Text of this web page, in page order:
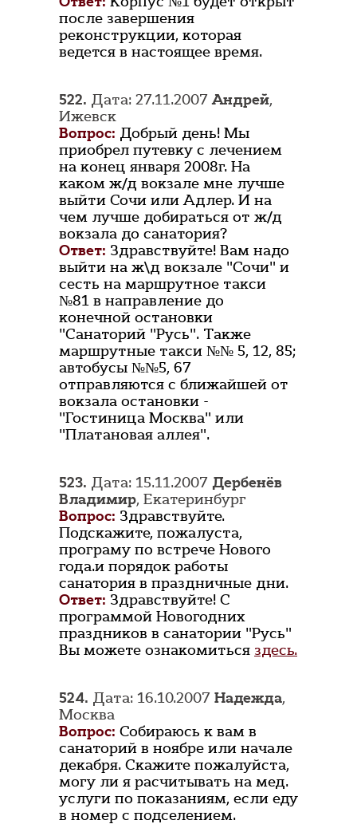
после завершения
реконструкции, которая
ведется в настоящее время.
522. Дата: 27.11.2007Андрей,
Ижевск
Вопрос: Добрый день! Мы
приобрел путевку с лечением
на конец января 2008г. На
каком ж/д вокзале мне лучше
выйти Сочи или Адлер. И на
чем лучше добираться от ж/д
вокзала до санатория?
Ответ: Здравствуйте! Вам надо
выйти на ж\д вокзале "Сочи" и
сесть на маршрутное такси
№81 в направление до
конечной остановки
"Санаторий "Русь". Также
маршрутные такси №№ 5, 12, 85;
автобусы №№5, 67
отправляются с ближайшей от
вокзала остановки -
"Гостиница Москва" или
"Платановая аллея".
523. Дата: 15.11.2007 Дербенёв
Владимир, Екатеринбург
Вопрос: Здравствуйте.
Подскажите, пожалуста,
програму по встрече Нового
года.и порядок работы
санатория в праздничные дни.
Ответ: Здравствуйте! С
программой Новогодних
праздников в санатории "Русь"
Вы можете ознакомиться здесь.
524. Дата: 16.10.2007 Надежда,
Москва
Вопрос: Собираюсь к вам в
санаторий в ноябре или начале
декабря. Скажите пожалуйста,
могу ли я расчитывать на мед.
услуги по показаниям, если еду
в номер с подселением.